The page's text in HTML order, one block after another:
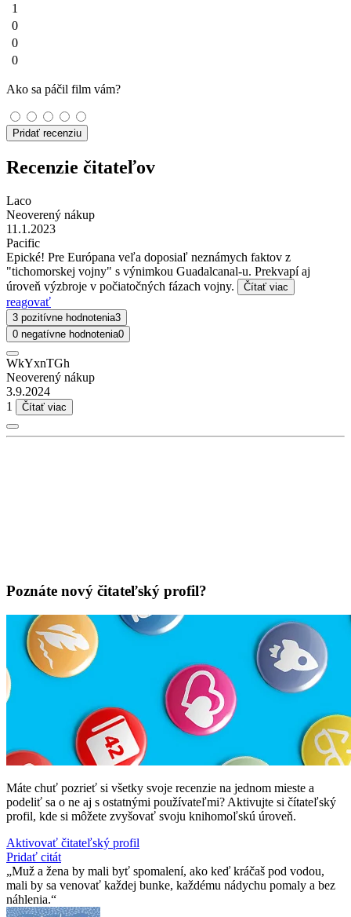
1
0
0
0
Ako sa páčil film vám?
Pridať recenziu
Recenzie čitateľov
Laco
Neoverený nákup
11.1.2023
Pacific
Epické! Pre Európana veľa doposiaľ neznámych faktov z
"tichomorskej vojny" s výnimkou Guadalcanal-u. Prekvapí aj
úroveň výzbroje v počiatočných fázach vojny.
Čítať viac
reagovať
3 pozitívne hodnotenia3
0 negatívne hodnotenia0
WkYxnTGh
Neoverený nákup
3.9.2024
1
Čítať viac
Poznáte nový čitateľský profil?
Máte chuť pozrieť si všetky svoje recenzie na jednom mieste a
podeliť sa o ne aj s ostatnými používateľmi? Aktivujte si čítateľský
profil, kde si môžete zvyšovať svoju knihomoľskú úroveň.
Aktivovať čitateľský profil
Pridať citát
Muž a žena by mali byť spomalení, ako keď kráčaš pod vodou,
mali by sa venovať každej bunke, každému nádychu pomaly a bez
náhlenia.